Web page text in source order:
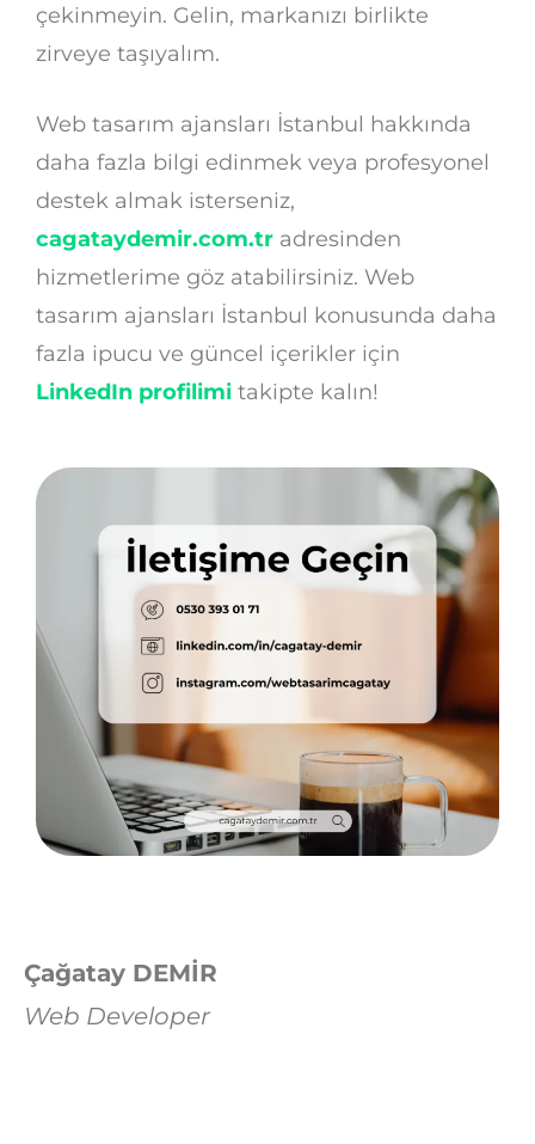
çekinmeyin. Gelin, markanızı birlikte
zirveye taşıyalım.
Web tasarım ajansları İstanbul hakkında
daha fazla bilgi edinmek veya profesyonel
destek almak isterseniz,
cagataydemir.com.tr adresinden
hizmetlerime göz atabilirsiniz. Web
tasarım ajansları İstanbul konusunda daha
fazla ipucu ve güncel içerikler için
LinkedIn profilimi takipte kalın!
Çağatay DEMİR
Web Developer